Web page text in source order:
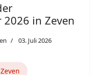
in Zeven
03. Juli 2026
Zeven